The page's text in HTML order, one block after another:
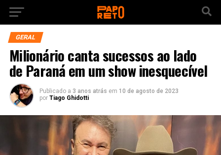
GERAL
Milionário canta sucessos ao lado
de Paraná em um show inesquecível
Publicado a 3 anos atrás em 10 de agosto de 2023
por Tiago Ghidotti